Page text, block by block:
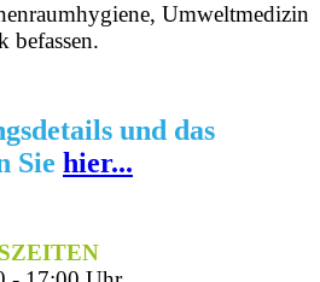
Umweltmedizin
befassen.
und das
Sie hier...